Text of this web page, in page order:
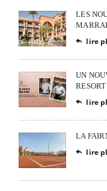
LES
 lire
UN
 lire
LA
 lire